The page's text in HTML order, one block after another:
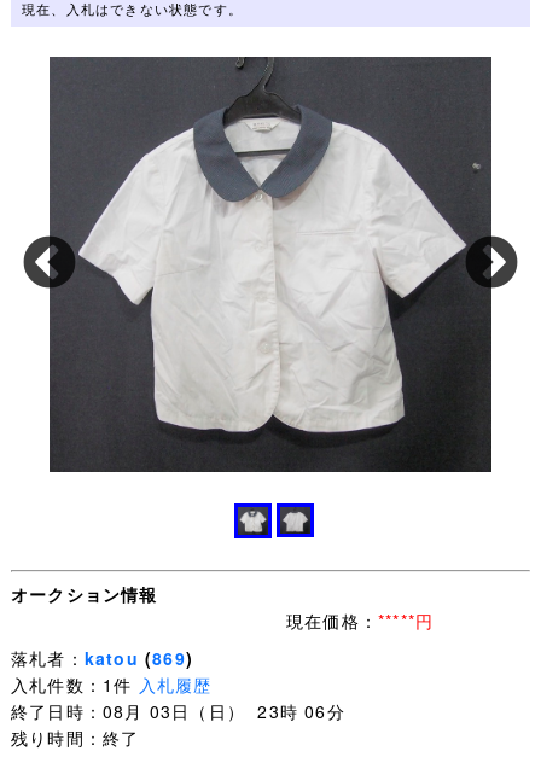
現在、入札はできない状態です。
オークション情報
現在価格： *****円
落札者： katou (869)
入札件数：1件 入札履歴
終了日時：08月 03日（日） 23時 06分
残り時間：終了